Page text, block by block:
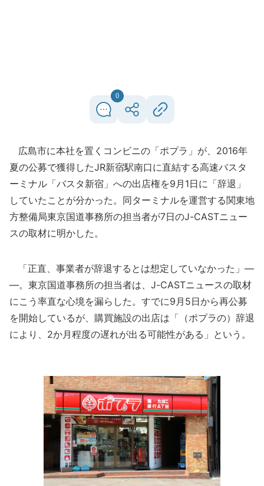
0
広島市に本社を置くコンビニの「ポプラ」が、2016年
夏の公募で獲得したJR新宿駅南口に直結する高速バスタ
ーミナル「バスタ新宿」への出店権を9月1日に「辞退」
していたことが分かった。同ターミナルを運営する関東地
方整備局東京国道事務所の担当者が7日のJ-CASTニュー
スの取材に明かした。
「正直、事業者が辞退するとは想定していなかった」―
―。東京国道事務所の担当者は、J-CASTニュースの取材
にこう率直な心境を漏らした。すでに9月5日から再公募
を開始しているが、購買施設の出店は「（ポプラの）辞退
により、2か月程度の遅れが出る可能性がある」という。